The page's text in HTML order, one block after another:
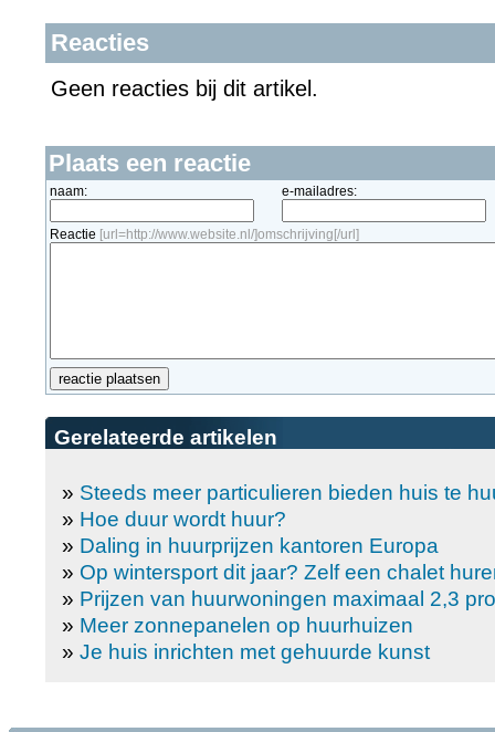
Reacties
Geen reacties bij dit artikel.
Plaats een reactie
naam: e-mailadres:
Reactie [url=http://www.website.nl/]omschrijving[/url]
Gerelateerde artikelen
» Steeds meer particulieren bieden huis te
» Hoe duur wordt huur?
» Daling in huurprijzen kantoren Europa
» Op wintersport dit jaar? Zelf een chalet
» Prijzen van huurwoningen maximaal 2,3
» Meer zonnepanelen op huurhuizen
» Je huis inrichten met gehuurde kunst